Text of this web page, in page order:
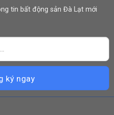
tin bất động sản Đà Lạt mới